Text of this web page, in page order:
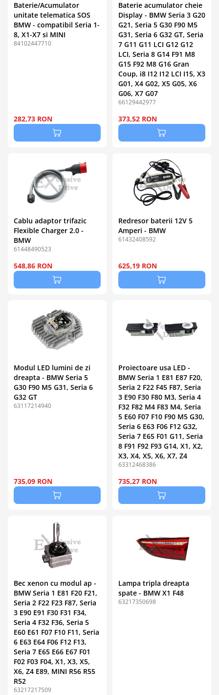
Baterie/Acumulator
unitate telematica SOS
BMW - compatibil Seria 1-
8, X1-X7 si MINI
84102447710
282,73 RON
Baterie acumulator cheie
Display - BMW Seria 3 G20
G21, Seria 5 G30 F90 M5
G31, Seria 6 G32 GT, Seria
7 G11 G11 LCI G12 G12
LCI, Seria 8 G14 F91 M8
G15 F92 M8 G16 Gran
Coup, i8 I12 I12 LCI I15, X3
G01, X4 G02, X5 G05, X6
G06, X7 G07
66129442977
373,52 RON
Cablu adaptor trifazic
Flexible Charger 2.0 -
BMW
61448490523
548,86 RON
Redresor baterii 12V 5
Amperi - BMW
61432408592
625,19 RON
Modul LED lumini de zi
dreapta - BMW Seria 5
G30 F90 M5 G31, Seria 6
G32 GT
63117214940
735,09 RON
Proiectoare usa LED -
BMW Seria 1 E81 E87 F20,
Seria 2 F22 F45 F87, Seria
3 E90 F30 F80 M3, Seria 4
F32 F82 M4 F83 M4, Seria
5 E60 F07 F10 F90 M5 G30,
Seria 6 E63 F06 F12 G32,
Seria 7 E65 F01 G11, Seria
8 F91 F92 F93 G14, X1, X2,
X3, X4, X5, X6, X7, Z4
63312468386
735,27 RON
Bec xenon cu modul ap -
BMW Seria 1 E81 F20 F21,
Seria 2 F22 F23 F87, Seria
3 E90 E91 F30 F31 F34,
Seria 4 F32 F36, Seria 5
E60 E61 F07 F10 F11, Seria
6 E63 E64 F06 F12 F13,
Seria 7 E65 E66 E67 F01
F02 F03 F04, X1, X3, X5,
X6, Z4 E89, MINI R56 R55
R52
63217217509
Lampa tripla dreapta
spate - BMW X1 F48
63217350698